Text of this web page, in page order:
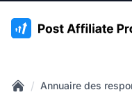
:site.title
/ Annuaire des